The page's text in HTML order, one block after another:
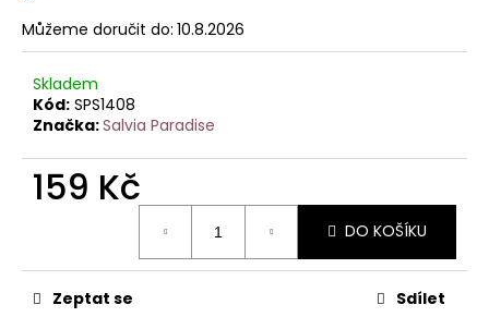
Můžeme doručit do: 10.8.2026
Skladem
Kód: SPS1408
Značka:Salvia Paradise
159 Kč
DO KOŠÍKU
Zeptat se Sdílet
u
č
u
e
m
e